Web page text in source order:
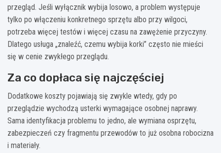
przegląd. Jeśli wyłącznik wybija losowo, a problem występuje
tylko po włączeniu konkretnego sprzętu albo przy wilgoci,
potrzeba więcej testów i więcej czasu na zawężenie przyczyny.
Dlatego usługa „znaleźć, czemu wybija korki” często nie mieści
się w cenie zwykłego przeglądu.
Za co dopłaca się najczęściej
Dodatkowe koszty pojawiają się zwykle wtedy, gdy po
przeglądzie wychodzą usterki wymagające osobnej naprawy.
Sama identyfikacja problemu to jedno, ale wymiana osprzętu,
zabezpieczeń czy fragmentu przewodów to już osobna robocizna
i materiały.